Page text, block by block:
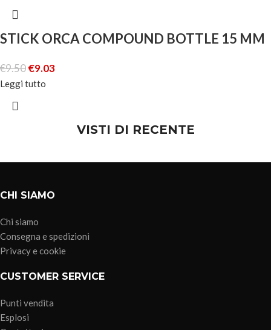
STICK ORCA COMPOUND BOTTLE 15 MM
€9.50€9.03
Leggi tutto
VISTI DI RECENTE
CHI SIAMO
Chi siamo
Consegna e spedizioni
Privacy e cookie
CUSTOMER SERVICE
Punti vendita
Esplosi